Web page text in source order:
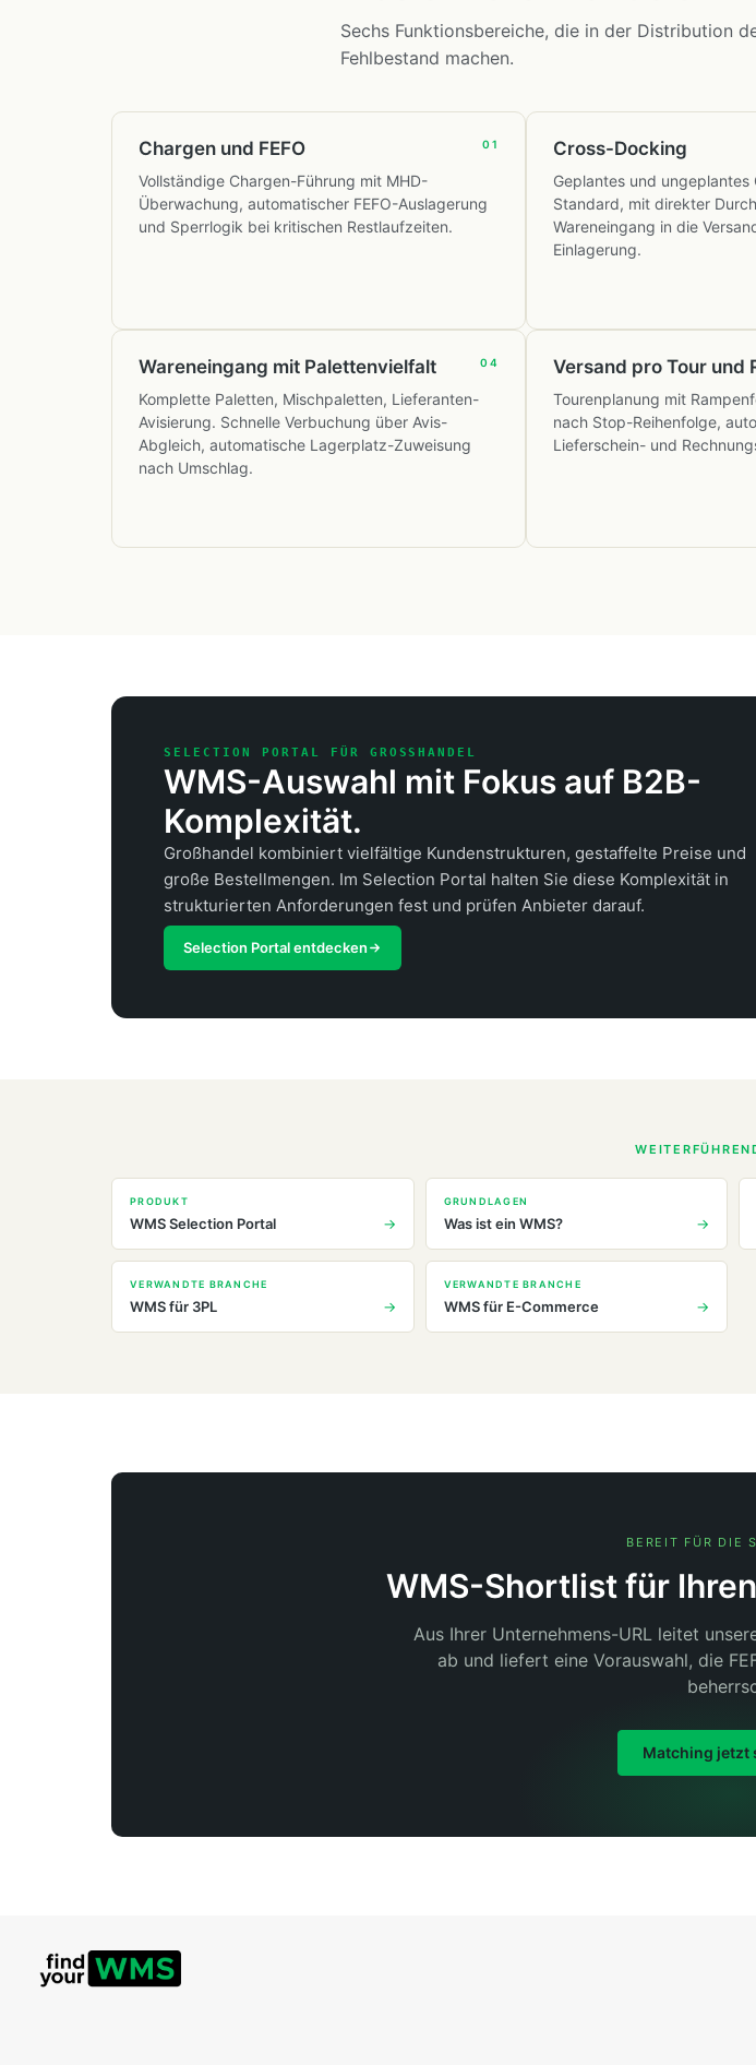
Sechs Funktionsbereiche, die in der Distribution
Fehlbestand machen.
01
Chargen und FEFO
Vollständige Chargen-Führung mit MHD-
Überwachung, automatischer FEFO-Auslagerung
und Sperrlogik bei kritischen Restlaufzeiten.
Cross-Docking
Geplantes und ungeplantes
Standard, mit direkter
Wareneingang in die
Einlagerung.
04
Wareneingang mit Palettenvielfalt
Komplette Paletten, Mischpaletten, Lieferanten-
Avisierung. Schnelle Verbuchung über Avis-
Abgleich, automatische Lagerplatz-Zuweisung
nach Umschlag.
Versand pro Tour und
Tourenplanung mit
nach Stop-Reihenfolge,
Lieferschein- und
SELECTION PORTAL FÜR GROSSHANDEL
WMS-Auswahl mit Fokus auf B2B-
Komplexität.
Großhandel kombiniert vielfältige Kundenstrukturen, gestaffelte Preise und
große Bestellmengen. Im Selection Portal halten Sie diese Komplexität in
strukturierten Anforderungen fest und prüfen Anbieter darauf.
Selection Portal entdecken
PRODUKT
WMS Selection Portal
GRUNDLAGEN
Was ist ein WMS?
VERWANDTE BRANCHE
WMS für 3PL
VERWANDTE BRANCHE
WMS für E-Commerce
BEREIT FÜR DIE
WMS-Shortlist für
Aus Ihrer Unternehmens-URL leitet
ab und liefert eine Vorauswahl, die
Matching jetzt